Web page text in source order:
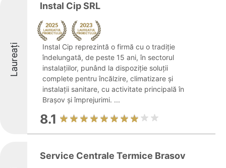
Laureați
Instal Cip SRL
Instal Cip reprezintă o firmă cu o tradiție
îndelungată, de peste 15 ani, în sectorul
instalațiilor, punând la dispoziție soluții
complete pentru încălzire, climatizare și
instalații sanitare, cu activitate principală în
Brașov și împrejurimi. ...
8.1
Service Centrale Termice Brasov